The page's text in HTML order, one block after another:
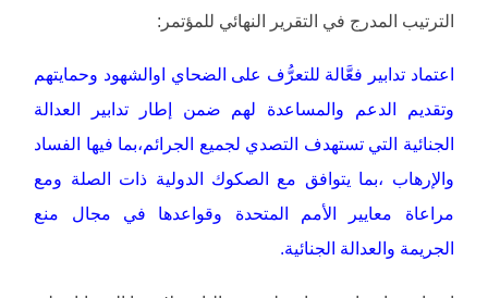
الترتيب المدرج في التقرير النهائي للمؤتمر:
اعتماد تدابير فعَّالة للتعرُّف على الضحاي اوالشهود وحمايتهم
وتقديم الدعم والمساعدة لهم ضمن إطار تدابير العدالة
الجنائية التي تستهدف التصدي لجميع الجرائم،بما فيها الفساد
والإرهاب ،بما يتوافق مع الصكوك الدولية ذات الصلة ومع
مراعاة معايير الأمم المتحدة وقواعدها في مجال منع
الجريمة والعدالة الجنائية.